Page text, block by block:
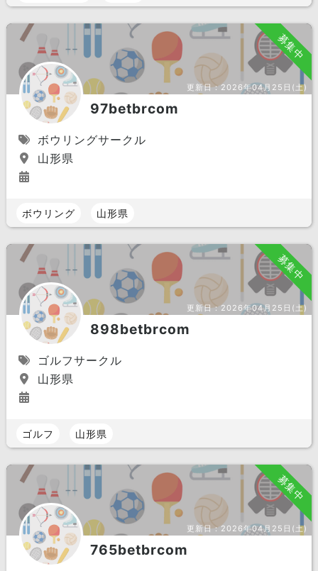
募集中
更新日：2026年04月25日(土)
97betbrcom
ボウリングサークル
山形県
ボウリング 山形県
募集中
更新日：2026年04月25日(土)
898betbrcom
ゴルフサークル
山形県
ゴルフ 山形県
募集中
更新日：2026年04月25日(土)
765betbrcom